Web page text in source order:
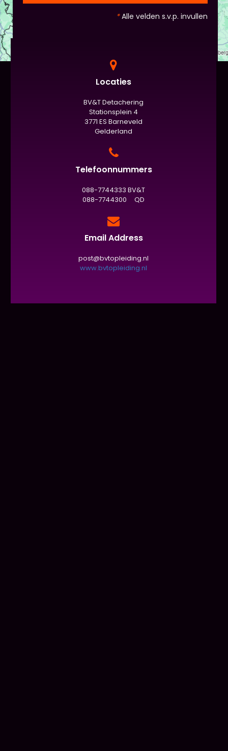
*Alle velden s.v.p. invullen
Locaties
BV&T Detachering
Stationsplein 4
3771 ES Barneveld
Gelderland
Telefoonnummers
088-7744333 BV&T
088-7744300 QD
Email Address
post@bvtopleiding.nl
www.bvtopleiding.nl